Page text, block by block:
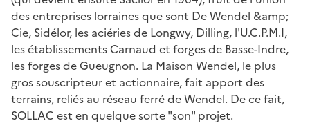
des entreprises lorraines que sont De Wendel &amp;
Cie, Sidélor, les aciéries de Longwy, Dilling, l'U.C.P.M.I,
les établissements Carnaud et forges de Basse-Indre,
les forges de Gueugnon. La Maison Wendel, le plus
gros souscripteur et actionnaire, fait apport des
terrains, reliés au réseau ferré de Wendel. De ce fait,
SOLLAC est en quelque sorte "son" projet.